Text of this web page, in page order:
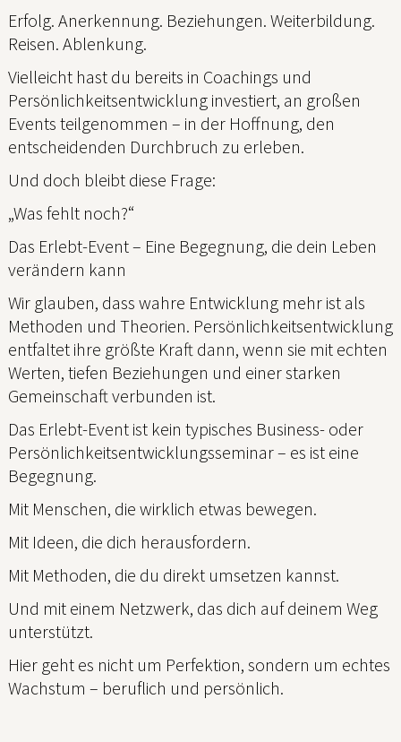
Erfolg. Anerkennung. Beziehungen. Weiterbildung.
Reisen. Ablenkung.
Vielleicht hast du bereits in Coachings und
Persönlichkeitsentwicklung investiert, an großen
Events teilgenommen – in der Hoffnung, den
entscheidenden Durchbruch zu erleben.
Und doch bleibt diese Frage:
„Was fehlt noch?“
Das Erlebt-Event – Eine Begegnung, die dein Leben
verändern kann
Wir glauben, dass wahre Entwicklung mehr ist als
Methoden und Theorien. Persönlichkeitsentwicklung
entfaltet ihre größte Kraft dann, wenn sie mit echten
Werten, tiefen Beziehungen und einer starken
Gemeinschaft verbunden ist.
Das Erlebt-Event ist kein typisches Business- oder
Persönlichkeitsentwicklungsseminar – es ist eine
Begegnung.
Mit Menschen, die wirklich etwas bewegen.
Mit Ideen, die dich herausfordern.
Mit Methoden, die du direkt umsetzen kannst.
Und mit einem Netzwerk, das dich auf deinem Weg
unterstützt.
Hier geht es nicht um Perfektion, sondern um echtes
Wachstum – beruflich und persönlich.